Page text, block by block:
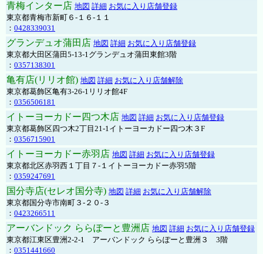
青梅インター店 地図 詳細 お気に入り店舗登録
東京都青梅市新町６-１６-１１
： 0428339031
グランデュオ蒲田店 地図 詳細 お気に入り店舗登録
東京都大田区蒲田5-13-1グランデュオ蒲田東館3階
： 0357138301
亀有店(リリオ館) 地図 詳細 お気に入り店舗解除
東京都葛飾区亀有3-26-1リリオ館4F
： 0356506181
イトーヨーカドー四つ木店 地図 詳細 お気に入り店舗登録
東京都葛飾区四つ木2丁目21-1イトーヨーカドー四つ木３F
： 0356715901
イトーヨーカドー赤羽店 地図 詳細 お気に入り店舗登録
東京都北区赤羽西１丁目７-１イトーヨーカドー赤羽5階
： 0359247691
国分寺店(セレオ国分寺) 地図 詳細 お気に入り店舗解除
東京都国分寺市南町３-２０-３
： 0423266511
アーバンドック ららぽーと豊洲店 地図 詳細 お気に入り店舗登録
東京都江東区豊洲2-2-1 アーバンドック ららぽーと豊洲３ 3階
： 0351441660